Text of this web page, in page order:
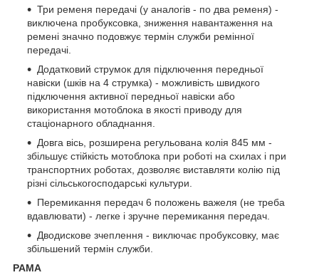
Три ременя передачі (у аналогів - по два ременя) -
виключена пробуксовка, зниження навантаження на
ремені значно подовжує термін служби ремінної
передачі.
Додатковий струмок для підключення передньої
навіски (шків на 4 струмка) - можливість швидкого
підключення активної передньої навіски або
використання мотоблока в якості приводу для
стаціонарного обладнання.
Довга вісь, розширена регульована колія 845 мм -
збільшує стійкість мотоблока при роботі на схилах і при
транспортних роботах, дозволяє виставляти колію під
різні сільськогосподарські культури.
Перемикання передач 6 положень важеля (не треба
вдавлювати) - легке і зручне перемикання передач.
Дводискове зчеплення - виключає пробуксовку, має
збільшений термін служби.
РАМА